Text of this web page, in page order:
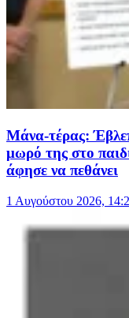
Μάνα-τέρας:
μωρό της στο
άφησε να πεθάνει
1 Αυγούστου 2026,